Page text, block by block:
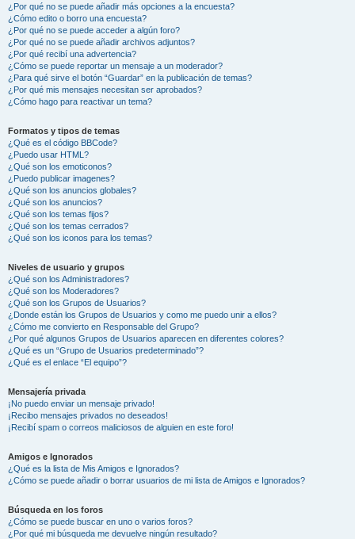
¿Por qué no se puede añadir más opciones a la encuesta?
¿Cómo edito o borro una encuesta?
¿Por qué no se puede acceder a algún foro?
¿Por qué no se puede añadir archivos adjuntos?
¿Por qué recibí una advertencia?
¿Cómo se puede reportar un mensaje a un moderador?
¿Para qué sirve el botón “Guardar” en la publicación de temas?
¿Por qué mis mensajes necesitan ser aprobados?
¿Cómo hago para reactivar un tema?
Formatos y tipos de temas
¿Qué es el código BBCode?
¿Puedo usar HTML?
¿Qué son los emoticonos?
¿Puedo publicar imagenes?
¿Qué son los anuncios globales?
¿Qué son los anuncios?
¿Qué son los temas fijos?
¿Qué son los temas cerrados?
¿Qué son los iconos para los temas?
Niveles de usuario y grupos
¿Qué son los Administradores?
¿Qué son los Moderadores?
¿Qué son los Grupos de Usuarios?
¿Donde están los Grupos de Usuarios y como me puedo unir a ellos?
¿Cómo me convierto en Responsable del Grupo?
¿Por qué algunos Grupos de Usuarios aparecen en diferentes colores?
¿Qué es un “Grupo de Usuarios predeterminado”?
¿Qué es el enlace “El equipo”?
Mensajería privada
¡No puedo enviar un mensaje privado!
¡Recibo mensajes privados no deseados!
¡Recibí spam o correos maliciosos de alguien en este foro!
Amigos e Ignorados
¿Qué es la lista de Mis Amigos e Ignorados?
¿Cómo se puede añadir o borrar usuarios de mi lista de Amigos e Ignorados?
Búsqueda en los foros
¿Cómo se puede buscar en uno o varios foros?
¿Por qué mi búsqueda me devuelve ningún resultado?